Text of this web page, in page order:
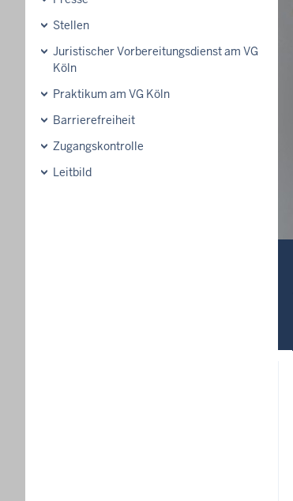
Stellen
Juristischer Vorbereitungsdienst am VG
Köln
Praktikum am VG Köln
Barrierefreiheit
Zugangskontrolle
Leitbild